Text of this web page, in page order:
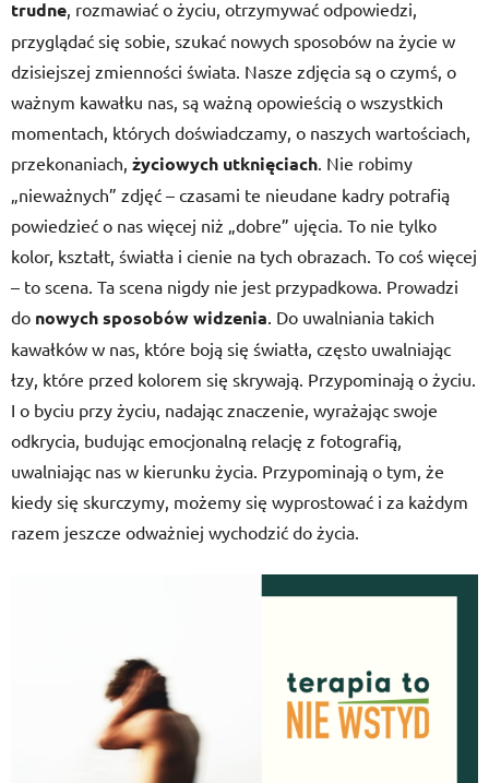
trudne, rozmawiać o życiu, otrzymywać odpowiedzi,
przyglądać się sobie, szukać nowych sposobów na życie w
dzisiejszej zmienności świata. Nasze zdjęcia są o czymś, o
ważnym kawałku nas, są ważną opowieścią o wszystkich
momentach, których doświadczamy, o naszych wartościach,
przekonaniach, życiowych utknięciach. Nie robimy
„nieważnych” zdjęć – czasami te nieudane kadry potrafią
powiedzieć o nas więcej niż „dobre” ujęcia. To nie tylko
kolor, kształt, światła i cienie na tych obrazach. To coś więcej
– to scena. Ta scena nigdy nie jest przypadkowa. Prowadzi
do nowych sposobów widzenia. Do uwalniania takich
kawałków w nas, które boją się światła, często uwalniając
łzy, które przed kolorem się skrywają. Przypominają o życiu.
I o byciu przy życiu, nadając znaczenie, wyrażając swoje
odkrycia, budując emocjonalną relację z fotografią,
uwalniając nas w kierunku życia. Przypominają o tym, że
kiedy się skurczymy, możemy się wyprostować i za każdym
razem jeszcze odważniej wychodzić do życia.